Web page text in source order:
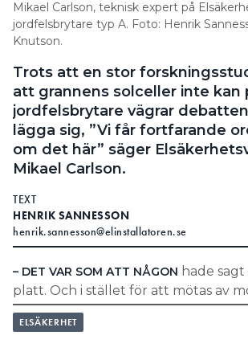
”Solcellsanläggningar
ut en viss mängd
och när likströmmen
egna eller grannens
kan den sluta att
ARTIKELN I
Varken i artikeln, eller i det
Installatörsföretagen som artikeln
står det att hotet mot
eventuellt kan komma i framtiden. I
Mikael Carlson, teknisk expert på
jordfelsbrytare typ A. Foto: Henrik
Knutson.
Trots att en stor
att grannens solceller inte kan
jordfelsbrytare vägrar
lägga sig, ”Vi får fortfarande
om det här” säger
Mikael Carlson.
TEXT
HENRIK SANNESSON
henrik.sannesson@elinstallatoren.se
– DET VAR SOM ATT NÅGON hade
platt. Och i stället för att mötas av
fler tro att jorden är platt.
ELSÄKERHET